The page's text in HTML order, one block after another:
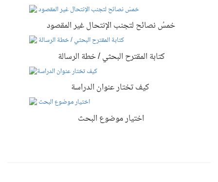
خمسُ نصائح لتجنب الإنتحال غير المقصود
كتابة المقترح البحثي / خطة الرسالة
كيف تختار عنوان الدراسة
اختيار موضوع البحث